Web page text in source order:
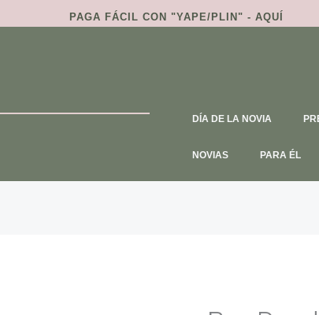
PAGA FÁCIL CON "YAPE/PLIN" - AQUÍ
DÍA DE LA NOVIA
NOVIAS PARA ÉL